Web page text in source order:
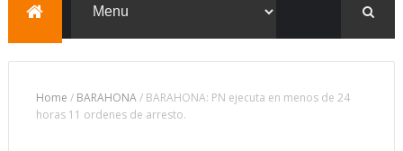
Home / BARAHONA/ BARAHONA: PN ejecuta en menos de 24
horas 11 ordenes de arresto.